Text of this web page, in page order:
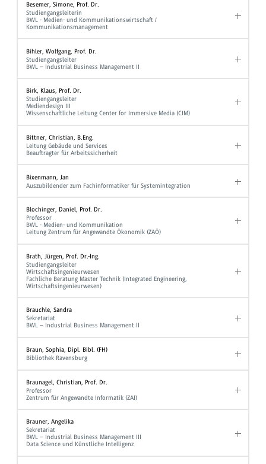
Besemer, Simone, Prof. Dr.
Studiengangsleiterin
BWL - Medien- und Kommunikationswirtschaft /
Kommunikationsmanagement
Bihler, Wolfgang, Prof. Dr.
Studiengangsleiter
BWL – Industrial Business Management II
Birk, Klaus, Prof. Dr.
Studiengangsleiter
Mediendesign III
Wissenschaftliche Leitung Center for Immersive Media (CIM)
Bittner, Christian, B.Eng.
Leitung Gebäude und Services
Beauftragter für Arbeitssicherheit
Bixenmann, Jan
Auszubildender zum Fachinformatiker für Systemintegration
Blochinger, Daniel, Prof. Dr.
Professor
BWL - Medien- und Kommunikation
Leitung Zentrum für Angewandte Ökonomik (ZAÖ)
Brath, Jürgen, Prof. Dr.-Ing.
Studiengangsleiter
Wirtschaftsingenieurwesen
Fachliche Beratung Master Technik (Integrated Engineering,
Wirtschaftsingenieurwesen)
Brauchle, Sandra
Sekretariat
BWL – Industrial Business Management II
Braun, Sophia, Dipl. Bibl. (FH)
Bibliothek Ravensburg
Braunagel, Christian, Prof. Dr.
Professor
Zentrum für Angewandte Informatik (ZAI)
Brauner, Angelika
Sekretariat
BWL – Industrial Business Management III
Data Science und Künstliche Intelligenz